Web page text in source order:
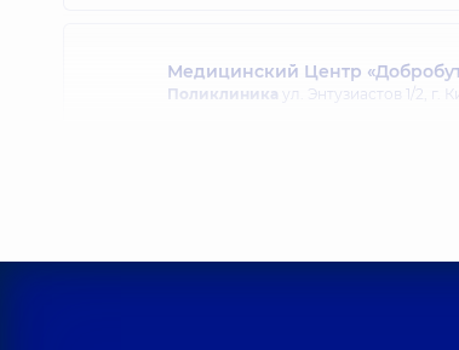
Медицинский Центр
Поликлиника ул. Энтузиастов 1/2, г.
Медицинский Центр